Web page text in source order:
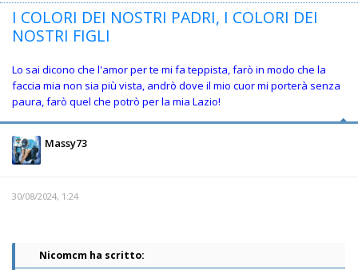
I COLORI DEI NOSTRI PADRI, I COLORI DEI
NOSTRI FIGLI
Lo sai dicono che l'amor per te mi fa teppista, farò in modo che la
faccia mia non sia più vista, andrò dove il mio cuor mi porterà senza
paura, farò quel che potrò per la mia Lazio!
Massy73
30/08/2024, 1:24
Nicomcm ha scritto: